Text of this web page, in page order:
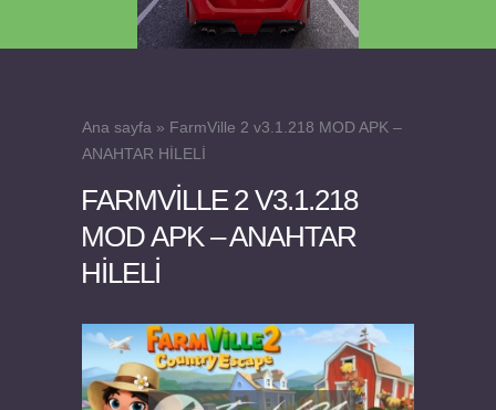
Felix the Reaper v1.25 FULL APK
Ana sayfa » FarmVille 2 v3.1.218 MOD APK –
ANAHTAR HİLELİ
FARMVILLE 2 V3.1.218
MOD APK – ANAHTAR
HİLELİ